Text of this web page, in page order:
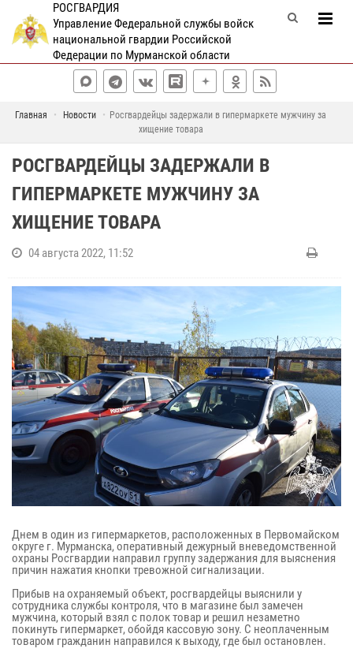
РОСГВАРДИЯ
Управление Федеральной службы войск
национальной гвардии Российской
Федерации по Мурманской области
Главная Новости
Росгвардейцы задержали в гипермаркете мужчину за
хищение товара
РОСГВАРДЕЙЦЫ ЗАДЕРЖАЛИ В
ГИПЕРМАРКЕТЕ МУЖЧИНУ ЗА
ХИЩЕНИЕ ТОВАРА
04 августа 2022, 11:52
Днем в один из гипермаркетов, расположенных в Первомайском
округе г. Мурманска, оперативный дежурный вневедомственной
охраны Росгвардии направил группу задержания для выяснения
причин нажатия кнопки тревожной сигнализации.
Прибыв на охраняемый объект, росгвардейцы выяснили у
сотрудника службы контроля, что в магазине был замечен
мужчина, который взял с полок товар и решил незаметно
покинуть гипермаркет, обойдя кассовую зону. С неоплаченным
товаром гражданин направился к выходу, где был остановлен.